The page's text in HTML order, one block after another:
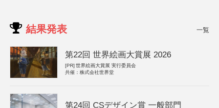
結果発表 一覧
第22回 世界絵画大賞展 2026
[PR] 世界絵画大賞展 実行委員会
共催：株式会社世界堂
第24回 CSデザイン賞 一般部門